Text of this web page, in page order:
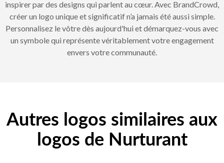
inspirer par des designs qui parlent au cœur. Avec BrandCrowd,
créer un logo unique et significatif n’a jamais été aussi simple.
Personnalisez le vôtre dès aujourd'hui et démarquez-vous avec
un symbole qui représente véritablement votre engagement
envers votre communauté.
Autres logos similaires aux
logos de Nurturant